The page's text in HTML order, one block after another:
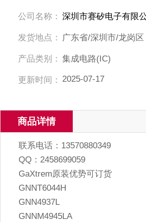
公司名称： 深圳市赛矽电子有限
发货地点： 广东省/深圳市/龙岗区
产品类别： 集成电路(IC)
更新时间： 2025-07-17
商品详情
联系电话：13570880349
QQ：2458699059
GaXtrem原装优势可订货
GNNT6044H
GNN4937L
GNNM4945LA